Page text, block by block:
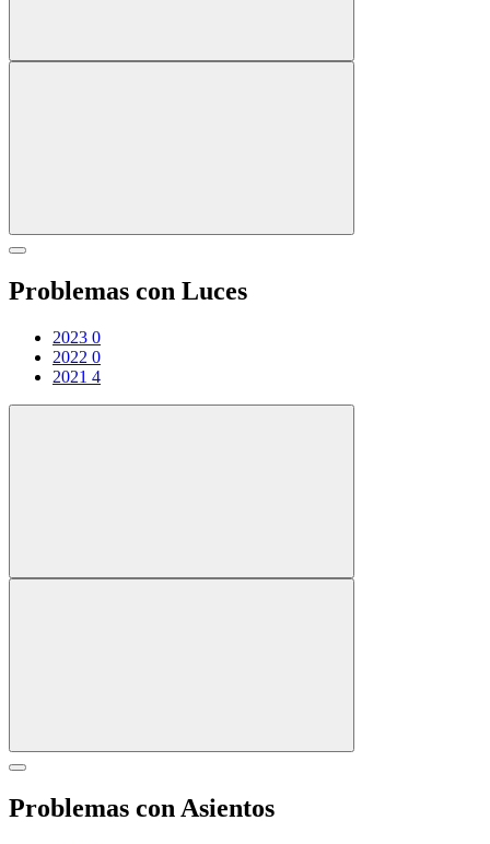
Problemas con Luces
2023 0
2022 0
2021 4
Problemas con Asientos